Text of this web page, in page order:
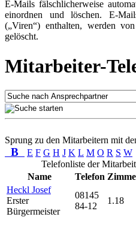
E-Mails fälschlicherweise
einordnen und löschen. E-
(„Viren“) enthalten, werden
gelöscht.
Mitarbeiter-
Sprung zu den Mitarbeitern mit
B E F G H J K L M O R S W
Telefonliste der
Name
Telefon
Heckl Josef
Erster
Bürgermeister
08145
84-12
1.18